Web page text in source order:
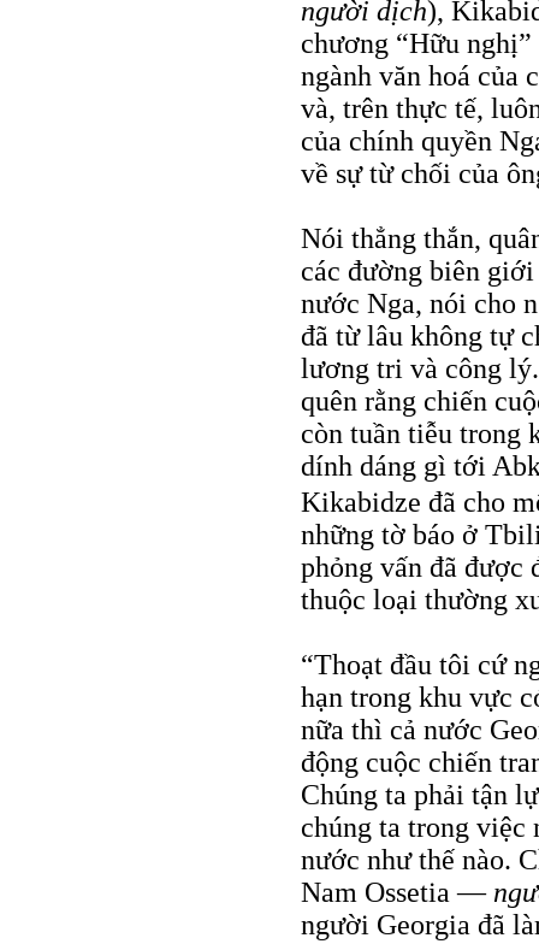
người dịch),
chương “Hữu
ngành văn hoá của
và, trên thực tế,
của chính quyền
về sự từ chối của
Nói thẳng thắn,
các đường biên
nước Nga, nói cho
đã từ lâu không tự
lương tri và công
quên rằng chiến
còn tuần tiễu trong
dính dáng gì tới
Kikabidze đã cho
những tờ báo ở
phỏng vấn đã được
thuộc loại thường
“Thoạt đầu tôi cứ
hạn trong khu vực
nữa thì cả nước
động cuộc chiến
Chúng ta phải tận
chúng ta trong việc
nước như thế nào.
Nam Ossetia —
người Georgia đã